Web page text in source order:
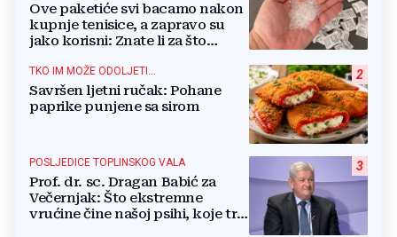
Ove paketiće svi bacamo nakon
kupnje tenisice, a zapravo su
jako korisni: Znate li za što
2
TKO IM MOŽE ODOLJETI...
Savršen ljetni ručak: Pohane
paprike punjene sa sirom
3
POSLJEDICE TOPLINSKOG VALA
Prof. dr. sc. Dragan Babić za
Večernjak: Što ekstremne
vrućine čine našoj psihi, koje tri